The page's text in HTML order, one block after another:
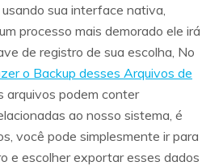
sua interface nativa,
processo mais demorado ele irá
de registro de sua escolha, No
o Backup desses Arquivos de
arquivos podem conter
ao nosso sistema, é
você pode simplesmente ir para
e escolher exportar esses dados